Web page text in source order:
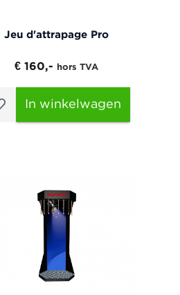
Jeu d'attrapage Pro
€ 160,- hors TVA
In winkelwagen